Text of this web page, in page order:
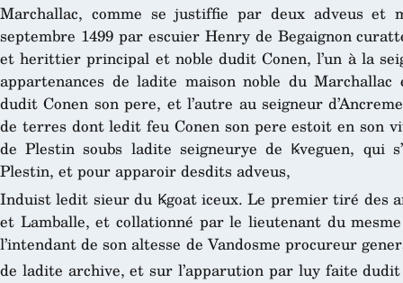
Marchallac, comme se justiffie par deux adveus et
septembre 1499 par escuier Henry de Begaignon
et herittier principal et noble dudit Conen, l’un à la
appartenances de ladite maison noble du
dudit Conen son pere, et l’autre au seigneur
de terres dont ledit feu Conen son pere estoit en son
de Plestin soubs ladite seigneurye de Ꝃveguen, qui
Plestin, et pour apparoir desdits adveus,
Induist ledit sieur du Ꝃgoat iceux. Le premier tiré des
et Lamballe, et collationné par le lieutenant du
l’intendant de son altesse de Vandosme procureur
de ladite archive, et sur l’apparution par luy faite